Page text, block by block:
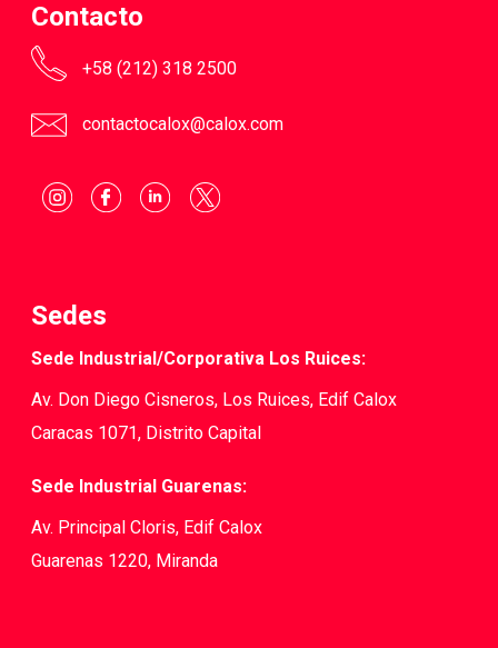
Contacto
+58 (212) 318 2500
contactocalox@calox.com
Sedes
Sede Industrial/Corporativa Los Ruices:
Av. Don Diego Cisneros, Los Ruices, Edif Calox
Caracas 1071, Distrito Capital
Sede Industrial Guarenas:
Av. Principal Cloris, Edif Calox
Guarenas 1220, Miranda